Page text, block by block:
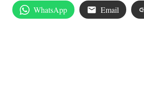
WhatsApp Email